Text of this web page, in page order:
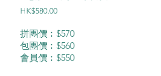
HK$580.00價
拼團價︰$570
包團價︰$560
會員價︰$550